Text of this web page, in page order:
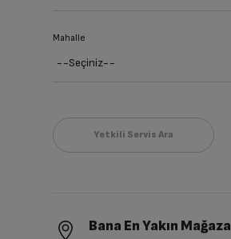
Mahalle
Bana En Yakın Mağaza